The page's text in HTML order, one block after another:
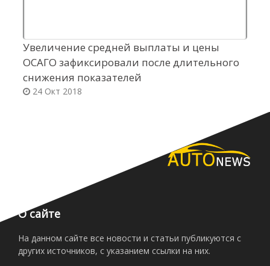
Увеличение средней выплаты и цены
ОСАГО зафиксировали после длительного
снижения показателей
24 Окт 2018
О сайте
На данном сайте все новости и статьи публикуются с
других источников, с указанием ссылки на них.